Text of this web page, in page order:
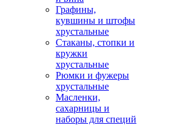
Графины,
кувшины и штофы
хрустальные
Стаканы, стопки и
кружки
хрустальные
Рюмки и фужеры
хрустальные
Масленки,
сахарницы и
наборы для специй